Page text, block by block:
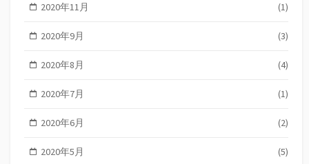
2020年11月 (1)
2020年9月 (3)
2020年8月 (4)
2020年7月 (1)
2020年6月 (2)
2020年5月 (5)